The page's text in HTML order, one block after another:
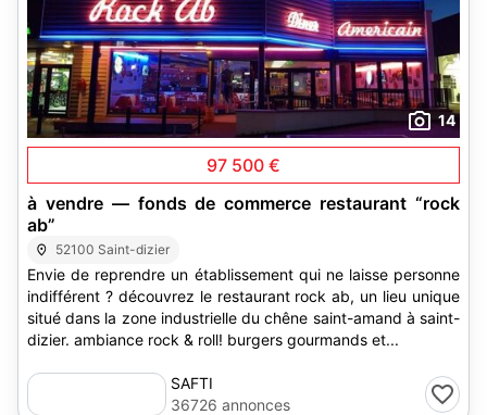
14
97 500 €
à vendre — fonds de commerce restaurant “rock
ab”
52100 Saint-dizier
Envie de reprendre un établissement qui ne laisse personne
indifférent ? découvrez le restaurant rock ab, un lieu unique
situé dans la zone industrielle du chêne saint-amand à saint-
dizier. ambiance rock & roll! burgers gourmands et...
SAFTI
36726 annonces